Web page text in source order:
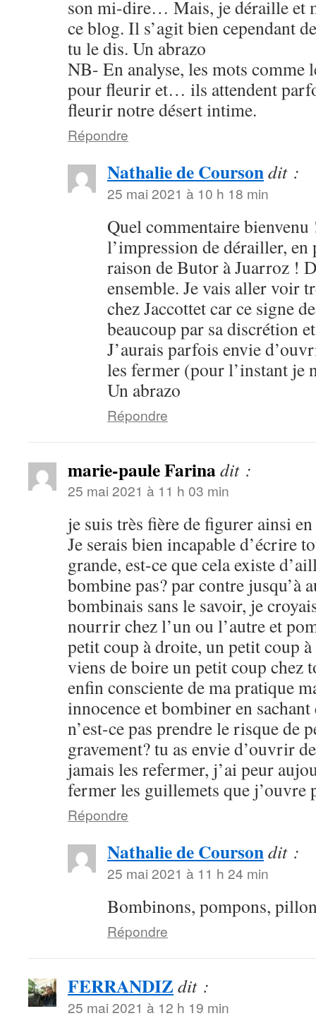
son mi-dire… Mais, je déraille et
ce blog. Il s’agit bien cependant
tu le dis. Un abrazo
NB- En analyse, les mots comme
pour fleurir et… ils attendent
fleurir notre désert intime.
Répondre
Nathalie de Coursondit :
25 mai 2021 à 10 h 18 min
Quel commentaire bienvenu
l’impression de dérailler, en
raison de Butor à Juarroz !
ensemble. Je vais aller voir
chez Jaccottet car ce signe
beaucoup par sa discrétion
J’aurais parfois envie
les fermer (pour l’instant je
Un abrazo
Répondre
marie-paule Farinadit :
25 mai 2021 à 11 h 03 min
je suis très fière de figurer ainsi
Je serais bien incapable d’écrire
grande, est-ce que cela existe
bombine pas? par contre jusqu’à
bombinais sans le savoir, je
nourrir chez l’un ou l’autre et
petit coup à droite, un petit coup
viens de boire un petit coup chez
enfin consciente de ma pratique
innocence et bombiner en
n’est-ce pas prendre le risque de
gravement? tu as envie d’ouvrir
jamais les refermer, j’ai peur
fermer les guillemets que
Répondre
Nathalie de Coursondit :
25 mai 2021 à 11 h 24 min
Bombinons, pompons,
Répondre
FERRANDIZdit :
25 mai 2021 à 12 h 19 min